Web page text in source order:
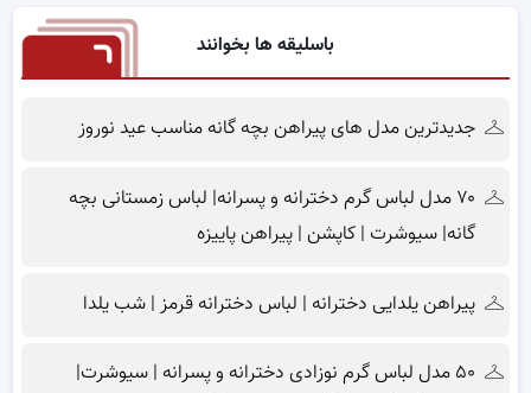
باسلیقه ها بخوانند
جدیدترین مدل های پیراهن بچه گانه مناسب عید نوروز
۷۰ مدل لباس گرم دخترانه و پسرانه| لباس زمستانی بچه
گانه| سیوشرت | کاپشن | پیراهن پاییزه
پیراهن یلدایی دخترانه | لباس دخترانه قرمز | شب یلدا
۵۰ مدل لباس گرم نوزادی دخترانه و پسرانه | سیوشرت|